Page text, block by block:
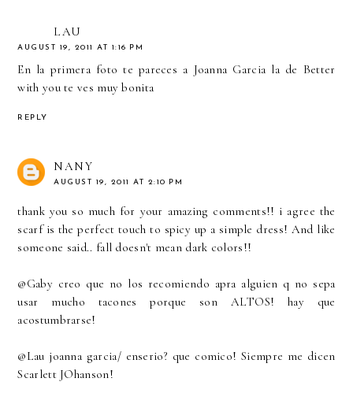
LAU
AUGUST 19, 2011 AT 1:16 PM
En la primera foto te pareces a Joanna Garcia la de Better
with you te ves muy bonita
REPLY
NANY
AUGUST 19, 2011 AT 2:10 PM
thank you so much for your amazing comments!! i agree the
scarf is the perfect touch to spicy up a simple dress! And like
someone said.. fall doesn't mean dark colors!!
@Gaby creo que no los recomiendo apra alguien q no sepa
usar mucho tacones porque son ALTOS! hay que
acostumbrarse!
@Lau joanna garcia/ enserio? que comico! Siempre me dicen
Scarlett JOhanson!